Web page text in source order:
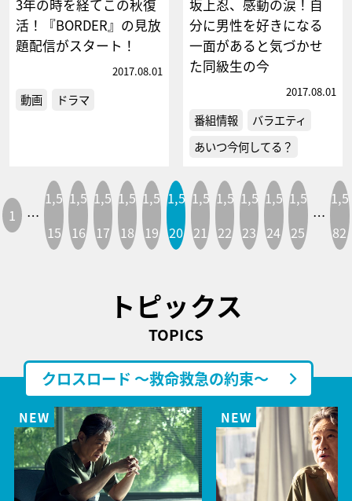
3年の時を経てこの秋復
活！『BORDER』の見放
題配信がスタート！
2017.08.01
動画 ドラマ
坂上忍、感動の涙！自
分に男性を好きになる
一面があると気づかせ
た同級生の今
2017.08.01
番組情報
バラエティ
あいつ今何してる？
1 …
1,5
15
1,5
16
1,5
17
1,5
18
1,5
19
1,5
20
1,5
21
1,5
22
1,5
23
1,5
24
1,5
25
…
1,5
82
トピックス
TOPICS
クロスロード ～救命救急の約束～